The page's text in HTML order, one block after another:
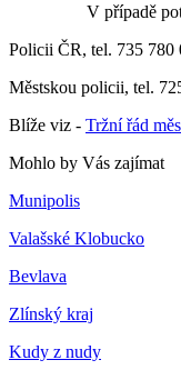
V případě
Policii ČR, tel. 735 780
Městskou policii, tel.
Blíže viz - Tržní řád
Mohlo by Vás zajímat
Munipolis
Valašské Klobucko
Bevlava
Zlínský kraj
Kudy z nudy